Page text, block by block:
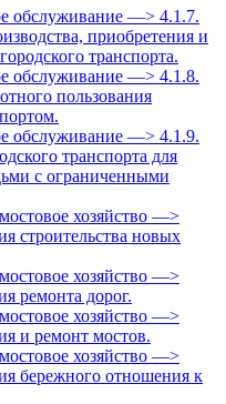
обслуживание —> 4.1.7.
приобретения и
транспорта.
обслуживание —> 4.1.8.
пользования
обслуживание —> 4.1.9.
транспорта для
с ограниченными
хозяйство —>
строительства новых
хозяйство —>
ремонта дорог.
хозяйство —>
и ремонт мостов.
хозяйство —>
бережного отношения к